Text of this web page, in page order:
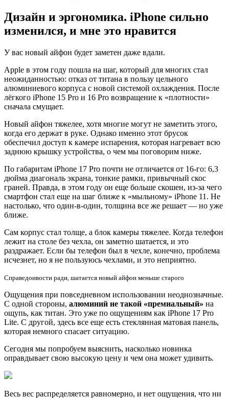
Дизайн и эргономика. iPhone сильно
изменился, и мне это нравится
У вас новый айфон будет заметен даже вдали.
Apple в этом году пошла на шаг, который для многих стал
неожиданностью: отказ от титана в пользу цельного
алюминиевого корпуса с новой системой охлаждения. После
лёгкого iPhone 15 Pro и 16 Pro возвращение к «плотности»
сначала смущает.
Новый айфон тяжелее, хотя многие могут не заметить этого,
когда его держат в руке. Однако именно этот брусок
обеспечил доступ к камере испарения, которая нагревает всю
заднюю крышку устройства, о чем мы поговорим ниже.
По габаритам iPhone 17 Pro почти не отличается от 16-го: 6,3
дюйма диагональ экрана, тонкие рамки, привычный скос
граней. Правда, в этом году он еще больше скошен, из-за чего
смартфон стал еще на шаг ближе к «мыльному» iPhone 11. Не
настолько, что один-в-один, толщина все же решает — но уже
ближе.
Сам корпус стал толще, а блок камеры тяжелее. Когда телефон
лежит на столе без чехла, он заметно шатается, и это
раздражает. Если бы телефон был в чехле, конечно, проблема
исчезнет, но я не пользуюсь чехлами, и это неприятно.
Справедоивости ради, шатается новый айфон меньше старого
Ощущения при повседневном использовании неоднозначные.
С одной стороны, алюминий не такой «премиальный» на
ощупь, как титан. Это уже по ощущениям как iPhone 17 Pro
Lite. С другой, здесь все еще есть стеклянная матовая панель,
которая немного спасает ситуацию.
Сегодня мы попробуем выяснить, насколько новинка
оправдывает свою высокую цену и чем она может удивить.
Весь вес распределяется равномерно, и нет ощущения, что ни